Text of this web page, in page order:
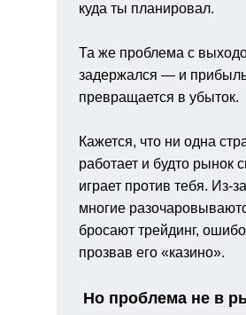
куда ты планировал.
Та же проблема с
задержался — и
превращается в убыток.
Кажется, что ни одна
работает и будто рынок
играет против тебя. Из-
многие
бросают трейдинг,
прозвав его «казино».
Но проблема не в